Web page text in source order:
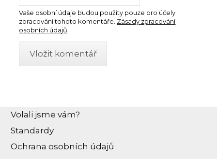
Vaše osobní údaje budou použity pouze pro účely
zpracování tohoto komentáře. Zásady zpracování
osobních údajů
Volali jsme vám?
Standardy
Ochrana osobních údajů